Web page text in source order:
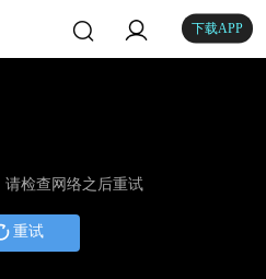
下载APP
请检查网络之后重试
重试